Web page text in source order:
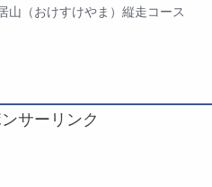
山（おけすけやま）縦走コース
サーリンク